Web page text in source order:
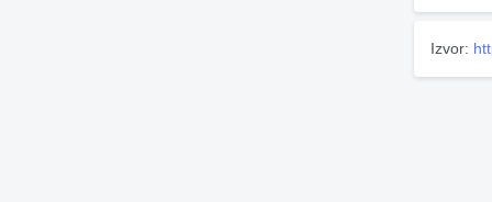
Izvor: